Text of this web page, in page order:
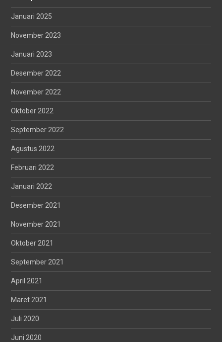
Januari 2025
November 2023
Januari 2023
Desember 2022
November 2022
Oktober 2022
September 2022
Agustus 2022
Februari 2022
Januari 2022
Desember 2021
November 2021
Oktober 2021
September 2021
April 2021
Maret 2021
Juli 2020
Juni 2020